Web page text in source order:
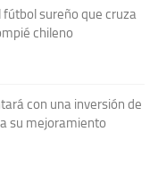
fútbol sureño que cruza
chileno
con una inversión de
su mejoramiento